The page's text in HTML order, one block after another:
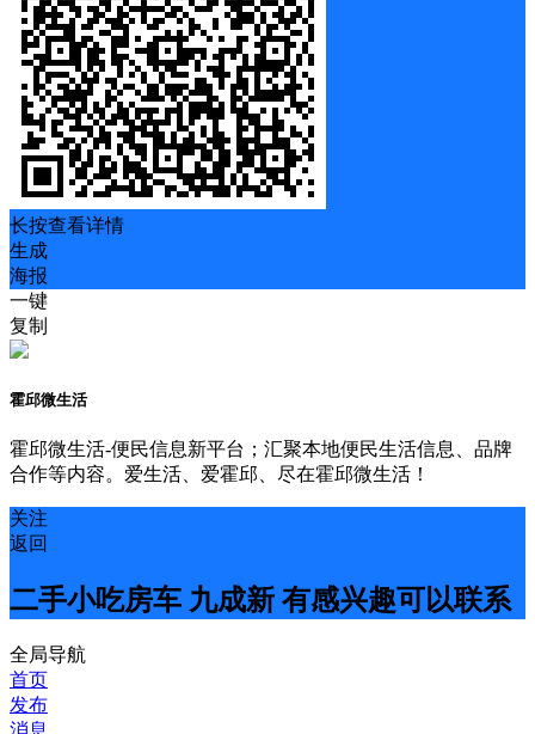
长按查看详情
生成
海报
一键
复制
霍邱微生活
霍邱微生活-便民信息新平台；汇聚本地便民生活信息、品牌
合作等内容。爱生活、爱霍邱、尽在霍邱微生活！
关注
返回
二手小吃房车 九成新 有感兴趣可以联系
全局导航
首页
发布